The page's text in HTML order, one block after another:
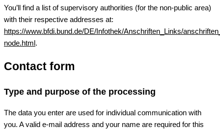
You’ll find a list of supervisory authorities (for the non-public area)
with their respective addresses at:
https://www.bfdi.bund.de/DE/Infothek/Anschriften_Links/
node.html.
Contact form
Type and purpose of the processing
The data you enter are used for individual communication with
you. A valid e-mail address and your name are required for this